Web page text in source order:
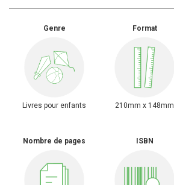
Genre
Livres pour enfants
Format
210mm x 148mm
Nombre de pages ISBN